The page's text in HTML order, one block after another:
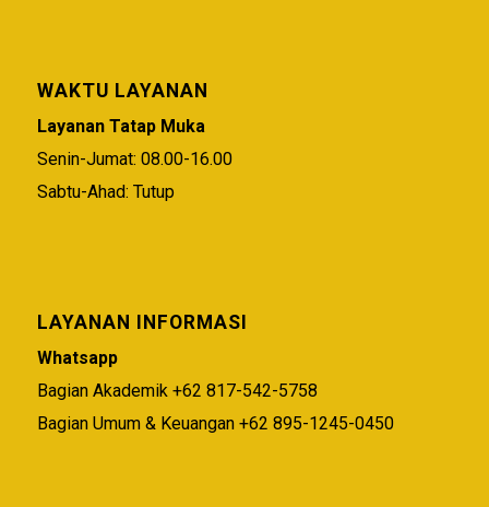
WAKTU LAYANAN
Layanan Tatap Muka
Senin-Jumat: 08.00-16.00
Sabtu-Ahad: Tutup
LAYANAN INFORMASI
Whatsapp
Bagian Akademik +62 817-542-5758
Bagian Umum & Keuangan +62 895-1245-0450